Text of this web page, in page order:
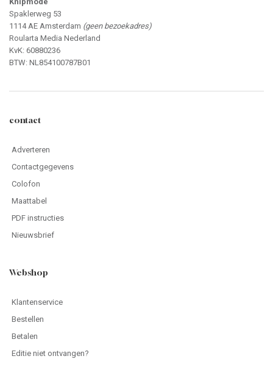
Spaklerweg 53
1114 AE Amsterdam (geen bezoekadres)
Roularta Media Nederland
KvK: 60880236
BTW: NL854100787B01
contact
Adverteren
Contactgegevens
Colofon
Maattabel
PDF instructies
Nieuwsbrief
Webshop
Klantenservice
Bestellen
Betalen
Editie niet ontvangen?